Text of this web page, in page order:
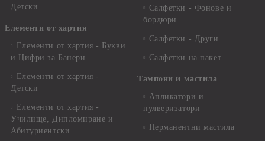
Детски
Елементи от хартия
Елементи от хартия - Букви
и Цифри за Банери
Елементи от хартия -
Детски
Елементи от хартия -
Училище, Дипломиране и
Абитуриентски
Салфетки - Фонове и
бордюри
Салфетки - Други
Салфетки на пакет
Тампони и мастила
Апликатори и
пулверизатори
Перманентни мастила